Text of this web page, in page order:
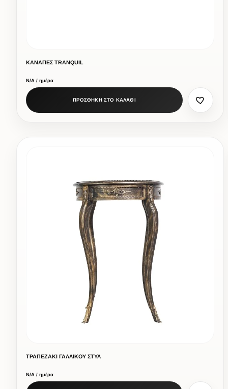
ΚΑΝΑΠΕΣ TRANQUIL
Ν/Α / ημέρα
ΠΡΟΣΘΗΚΗ ΣΤΟ ΚΑΛΑΘΙ
ΤΡΑΠΕΖΑΚΙ ΓΑΛΛΙΚΟΥ ΣΤΥΛ
Ν/Α / ημέρα